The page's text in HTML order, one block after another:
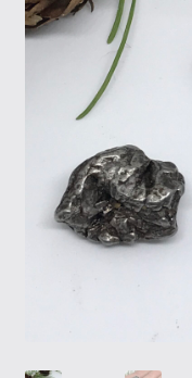
Tietosuojaseloste